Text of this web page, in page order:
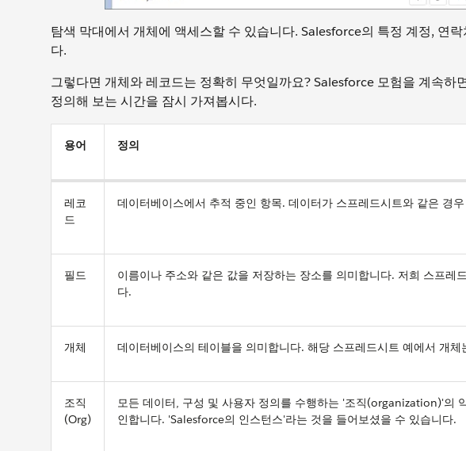
탐색 막대에서 개체에 액세스할 수 있습니다. Salesforce의 특정 계정, 연
다.
그렇다면 개체와 레코드는 정확히 무엇일까요? Salesforce 모험을 계속
정의해 보는 시간을 잠시 가져봅시다.
용어 정의
레코
드
데이터베이스에서 추적 중인 항목. 데이터가 스프레드시트와 같은 경
필드
이름이나 주소와 같은 값을 저장하는 장소를 의미합니다. 저희 스프레
다.
개체 데이터베이스의 테이블을 의미합니다. 해당 스프레드시트 예에서 개
조직
(Org)
모든 데이터, 구성 및 사용자 정의를 수행하는 '조직(organization)'의
인합니다. 'Salesforce의 인스턴스'라는 것을 들어보셨을 수 있습니다.